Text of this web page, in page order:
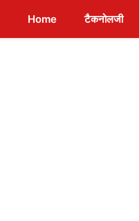
Home टैकनोलजी